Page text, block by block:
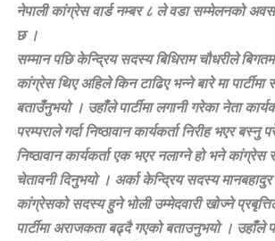
नेपाली कांग्रेस वार्ड नम्बर ८ ले वडा सम्मेलनको
छ ।
सम्मान पछि केन्द्रिय सदस्य बिधिराम चौधरीले
कांग्रेस थिए अहिले किन टाढिए भन्ने बारे मा पार्टीमा
बताउँनुभयो । उहाँले पार्टीमा लगानी गरेका नेता
परम्पराले गर्दा निष्ठावान कार्यकर्ता निरीह भएर
निष्ठावान कार्यकर्ता एक भएर नलाग्ने हो भने कांग्रेस
चेतावनी दिनुभयो । अर्का केन्द्रिय सदस्य
कांग्रेसको सदस्य हुने भोली उम्मेदवारी खोज्ने
पार्टीमा अराजकता बढ्दै गएको बताउनुभयो । उहाँले